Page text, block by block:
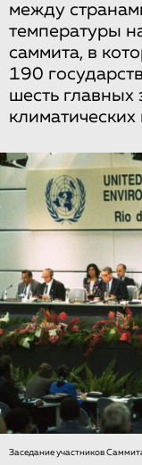
между
температуры
саммита, в
190
шесть главных
Заседание участников